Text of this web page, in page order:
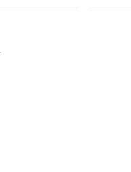
suivante